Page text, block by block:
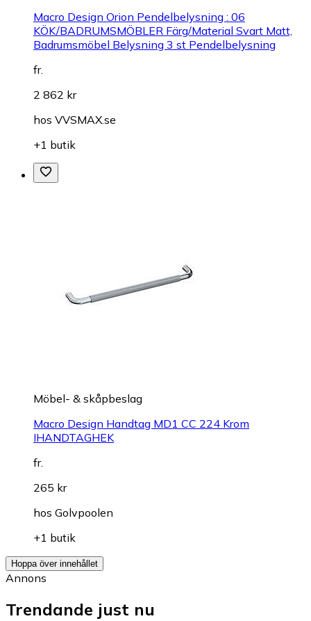
Macro Design Orion Pendelbelysning : 06
KÖK/BADRUMSMÖBLER Färg/Material Svart Matt,
Badrumsmöbel Belysning 3 st Pendelbelysning
fr.
2 862 kr
hos VVSMAX.se
+1 butik
Möbel- & skåpbeslag
Macro Design Handtag MD1 CC 224 Krom
IHANDTAGHEK
fr.
265 kr
hos Golvpoolen
+1 butik
Hoppa över innehållet
Annons
Trendande just nu